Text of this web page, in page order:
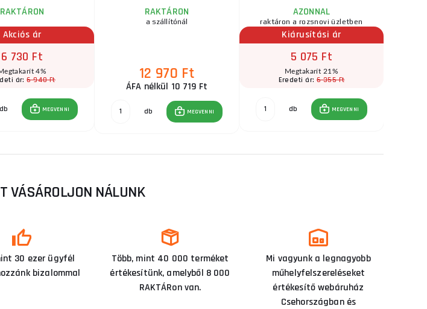
RAKTÁRON
Akciós ár
6 730 Ft
4%
ár:6 940 Ft
db MEGVENNI
RAKTÁRON
a szállítónál
12 970 Ft
ÁFA nélkül 10 719 Ft
db MEGVENNI
AZONNAL
raktáron a rozsnovi üzletben
Kiárusítási ár
5 075 Ft
Megtakarít 21%
Eredeti ár:6 355 Ft
db MEGVENNI
VÁSÁROLJON NÁLUNK
30 ezer ügyfél
bizalommal
Több, mint 40 000 terméket
értékesítünk, amelyből 8 000
RAKTÁRon van.
Mi vagyunk a legnagyobb
műhelyfelszereléseket
értékesítő webáruház
Csehországban és